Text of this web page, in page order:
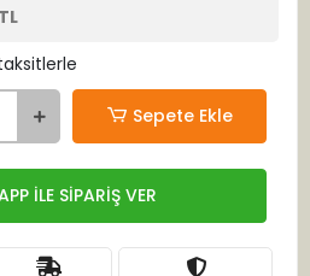
Sepete Ekle
İLE SİPARİŞ VER